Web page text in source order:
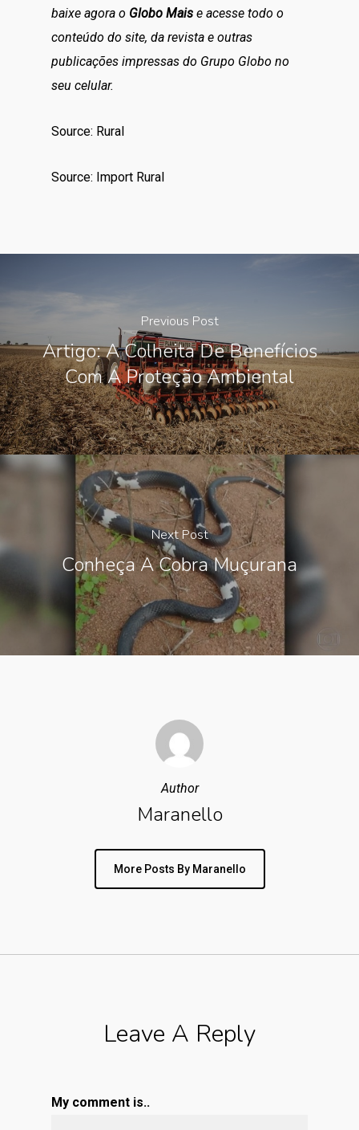
baixe agora o Globo Mais e acesse todo o
conteúdo do site, da revista e outras
publicações impressas do Grupo Globo no
seu celular.
Source: Rural
Source: Import Rural
Previous Post
Artigo: A Colheita De Benefícios
Com A Proteção Ambiental
Next Post
Conheça A Cobra Muçurana
Author
Maranello
More Posts By Maranello
Leave A Reply
My comment is..